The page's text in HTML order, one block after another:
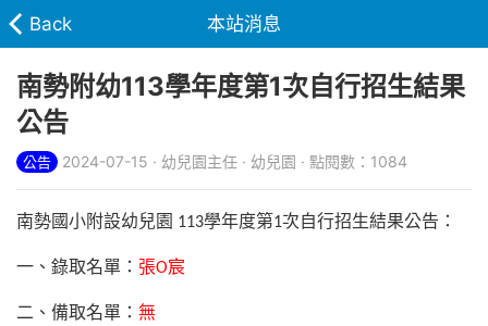
Back 本站消息
南勢附幼113學年度第1次自行招生結果
公告
公告 2024-07-15 · 幼兒園主任 · 幼兒園 · 點閱數：1084
南勢國小附設幼兒園 113學年度第1次自行招生結果公告：
一、錄取名單： 張O宸
二、備取名單： 無